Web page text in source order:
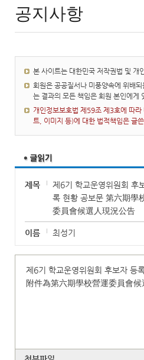
공지사항
본 사이트는 대한민국 저작권법 및 개
회원은 공공질서나 미풍양속에 위배
는 결과의 모든 책임은 회원 본인에게
개인정보보호법 제59조 제3호에 따
트, 이미지 등)에 대한 법적책임은 글
제목
제6기 학교운영위원회 후
록 현황 공보문 第六期學
委員會候選人現況公告
이름 최성기
제6기 학교운영위원회 후보자 등
附件為第六期學校營運委員會候